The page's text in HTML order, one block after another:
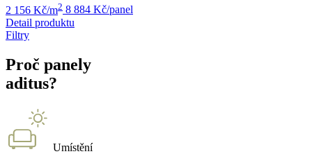
2 156 Kč/m2 8 884 Kč/panel
Detail produktu
Filtry
Proč panely
aditus?
Umístění